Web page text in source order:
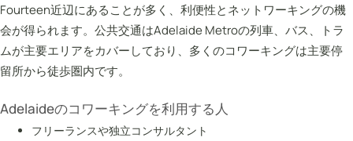
Fourteen近辺にあることが多く、利便性とネットワーキングの機
会が得られます。公共交通はAdelaide Metroの列車、バス、トラ
ムが主要エリアをカバーしており、多くのコワーキングは主要停
留所から徒歩圏内です。
Adelaideのコワーキングを利用する人
フリーランスや独立コンサルタント